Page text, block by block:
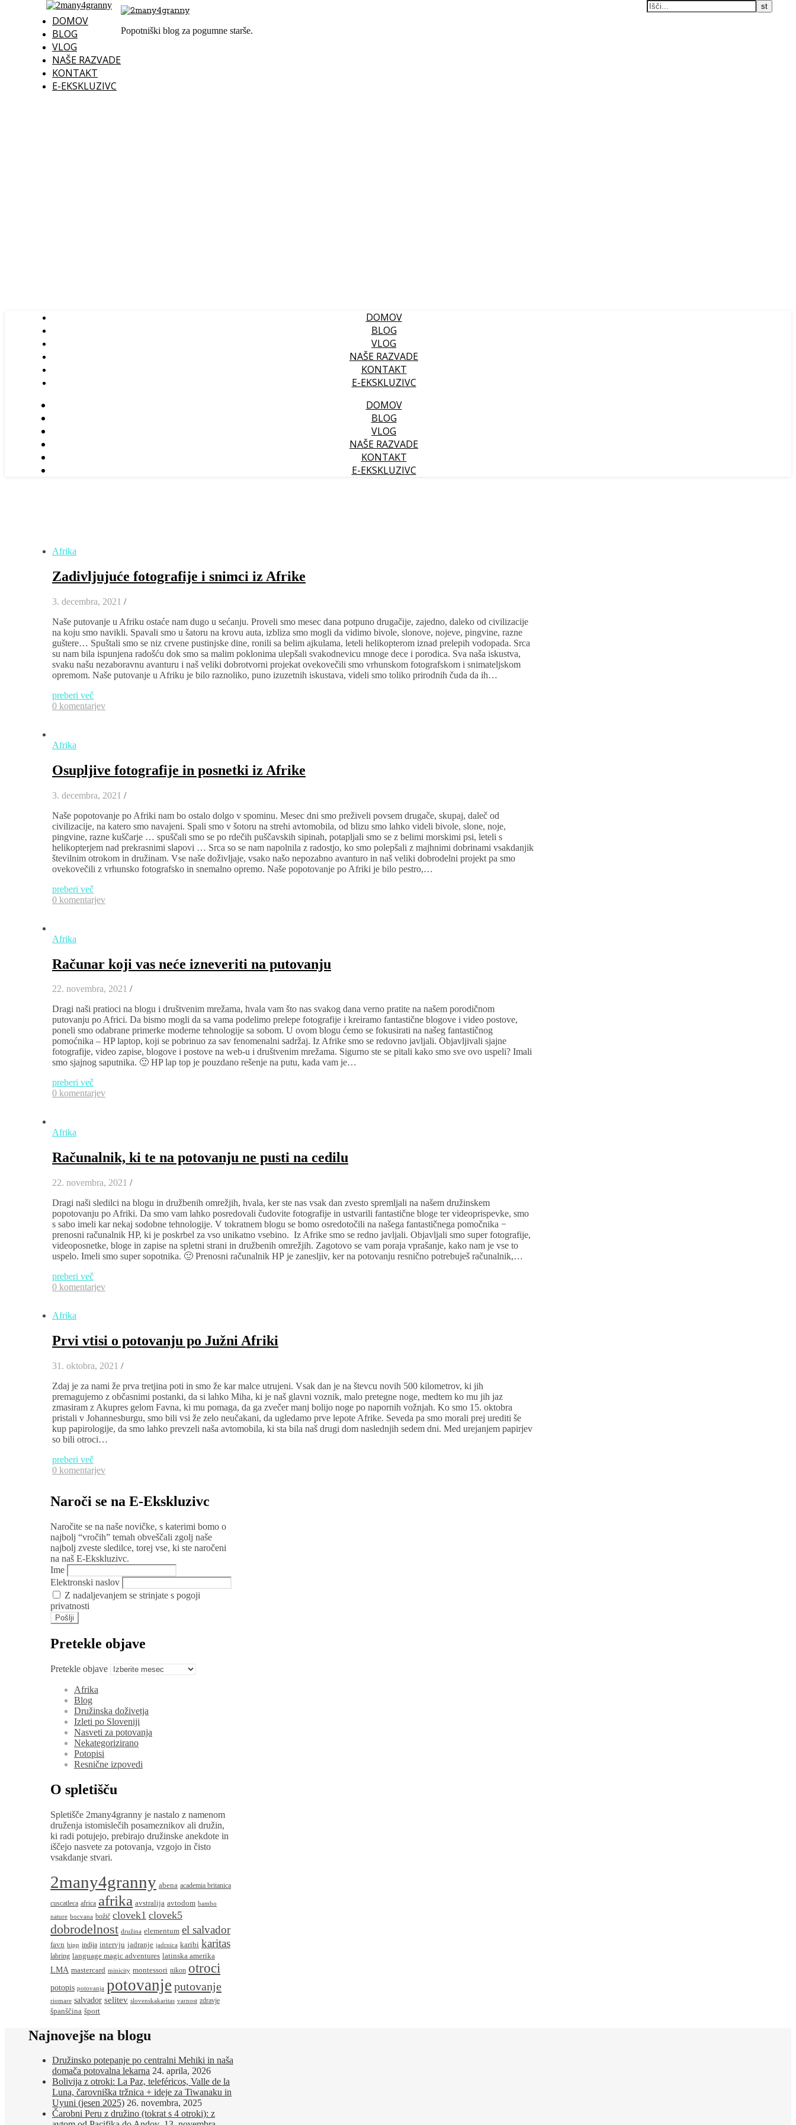
DOMOV
BLOG
VLOG
NAŠE RAZVADE
KONTAKT
E-EKSKLUZIVC
Popotniški blog za pogumne starše.
DOMOV
BLOG
VLOG
NAŠE RAZVADE
KONTAKT
E-EKSKLUZIVC
DOMOV
BLOG
VLOG
NAŠE RAZVADE
KONTAKT
E-EKSKLUZIVC
Afrika
Zadivljujuće fotografije i snimci iz Afrike
3. decembra, 2021 /
Naše putovanje u Afriku ostaće nam dugo u sećanju. Proveli smo mesec dana potpuno drugačije, zajedno, daleko od civilizacije
na koju smo navikli. Spavali smo u šatoru na krovu auta, izbliza smo mogli da vidimo bivole, slonove, nojeve, pingvine, razne
guštere… Spuštali smo se niz crvene pustinjske dine, ronili sa belim ajkulama, leteli helikopterom iznad prelepih vodopada. Srca
su nam bila ispunjena radošću dok smo sa malim poklonima ulepšali svakodnevicu mnoge dece i porodica. Sva naša iskustva,
svaku našu nezaboravnu avanturu i naš veliki dobrotvorni projekat ovekovečili smo vrhunskom fotografskom i snimateljskom
opremom. Naše putovanje u Afriku je bilo raznoliko, puno izuzetnih iskustava, videli smo toliko prirodnih čuda da ih…
preberi več
0 komentarjev
Afrika
Osupljive fotografije in posnetki iz Afrike
3. decembra, 2021 /
Naše popotovanje po Afriki nam bo ostalo dolgo v spominu. Mesec dni smo preživeli povsem drugače, skupaj, daleč od
civilizacije, na katero smo navajeni. Spali smo v šotoru na strehi avtomobila, od blizu smo lahko videli bivole, slone, noje,
pingvine, razne kuščarje … spuščali smo se po rdečih puščavskih sipinah, potapljali smo se z belimi morskimi psi, leteli s
helikopterjem nad prekrasnimi slapovi … Srca so se nam napolnila z radostjo, ko smo polepšali z majhnimi dobrinami vsakdanjik
številnim otrokom in družinam. Vse naše doživljaje, vsako našo nepozabno avanturo in naš veliki dobrodelni projekt pa smo
ovekovečili z vrhunsko fotografsko in snemalno opremo. Naše popotovanje po Afriki je bilo pestro,…
preberi več
0 komentarjev
Afrika
Računar koji vas neće izneveriti na putovanju
22. novembra, 2021 /
Dragi naši pratioci na blogu i društvenim mrežama, hvala vam što nas svakog dana verno pratite na našem porodičnom
putovanju po Africi. Da bismo mogli da sa vama podelimo prelepe fotografije i kreiramo fantastične blogove i video postove,
poneli smo odabrane primerke moderne tehnologije sa sobom. U ovom blogu ćemo se fokusirati na našeg fantastičnog
pomoćnika – HP laptop, koji se pobrinuo za sav fenomenalni sadržaj. Iz Afrike smo se redovno javljali. Objavljivali sjajne
fotografije, video zapise, blogove i postove na web-u i društvenim mrežama. Sigurno ste se pitali kako smo sve ovo uspeli? Imali
smo sjajnog saputnika. 🙂 HP lap top je pouzdano rešenje na putu, kada vam je…
preberi več
0 komentarjev
Afrika
Računalnik, ki te na potovanju ne pusti na cedilu
22. novembra, 2021 /
Dragi naši sledilci na blogu in družbenih omrežjih, hvala, ker ste nas vsak dan zvesto spremljali na našem družinskem
popotovanju po Afriki. Da smo vam lahko posredovali čudovite fotografije in ustvarili fantastične bloge ter videoprispevke, smo
s sabo imeli kar nekaj sodobne tehnologije. V tokratnem blogu se bomo osredotočili na našega fantastičnega pomočnika −
prenosni računalnik HP, ki je poskrbel za vso unikatno vsebino. Iz Afrike smo se redno javljali. Objavljali smo super fotografije,
videoposnetke, bloge in zapise na spletni strani in družbenih omrežjih. Zagotovo se vam poraja vprašanje, kako nam je vse to
uspelo. Imeli smo super sopotnika. 🙂 Prenosni računalnik HP je zanesljiv, ker na potovanju resnično potrebuješ računalnik,…
preberi več
0 komentarjev
Afrika
Prvi vtisi o potovanju po Južni Afriki
31. oktobra, 2021 /
Zdaj je za nami že prva tretjina poti in smo že kar malce utrujeni. Vsak dan je na števcu novih 500 kilometrov, ki jih
premagujemo z občasnimi postanki, da si lahko Miha, ki je naš glavni voznik, malo pretegne noge, medtem ko mu jih jaz
zmasiram z Akupres gelom Favna, ki mu pomaga, da ga zvečer manj bolijo noge po napornih vožnjah. Ko smo 15. oktobra
pristali v Johannesburgu, smo bili vsi že zelo neučakani, da ugledamo prve lepote Afrike. Seveda pa smo morali prej urediti še
kup papirologije, da smo lahko prevzeli naša avtomobila, ki sta bila naš drugi dom naslednjih sedem dni. Med urejanjem papirjev
so bili otroci…
preberi več
0 komentarjev
Naroči se na E-Ekskluzivc
Naročite se na naše novičke, s katerimi bomo o
najbolj “vročih” temah obveščali zgolj naše
najbolj zveste sledilce, torej vse, ki ste naročeni
na naš E-Ekskluzivc.
Ime
Elektronski naslov
Z nadaljevanjem se strinjate s pogoji
privatnosti
Pretekle objave
Pretekle objave
Afrika
Blog
Družinska doživetja
Izleti po Sloveniji
Nasveti za potovanja
Nekategorizirano
Potopisi
Resnične izpovedi
O spletišču
Spletišče 2many4granny je nastalo z namenom
druženja istomislečih posameznikov ali družin,
ki radi potujejo, prebirajo družinske anekdote in
iščejo nasvete za potovanja, vzgojo in čisto
vsakdanje stvari.
2many4granny abena academia britanica
cuscatleca africa afrika avstralija avtodom bambo
nature bocvana božič clovek1 clovek5
dobrodelnost družina elementum el salvador
favn hipp indija intervju jadranje jadrnica karibi karitas
labring language magic adventures latinska amerika
LMA mastercard minicity montessori nikon otroci
potopis potovanja potovanje putovanje
riomare salvador selitev slovenskakaritas varnost zdravje
španščina šport
Najnovejše na blogu
Družinsko potepanje po centralni Mehiki in naša
domača potovalna lekarna 24. aprila, 2026
Bolivija z otroki: La Paz, teleféricos, Valle de la
Luna, čarovniška tržnica + ideje za Tiwanaku in
Uyuni (jesen 2025) 26. novembra, 2025
Čarobni Peru z družino (tokrat s 4 otroki): z